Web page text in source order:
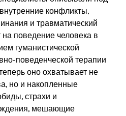
конфликты,
и травматический
поведение человека в
гуманистической
поведенческой терапии
оно охватывает не
но и накопленные
страхи и
мешающие